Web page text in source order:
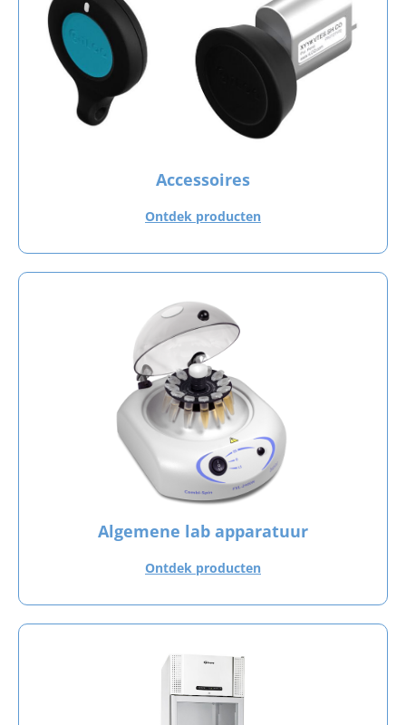
Accessoires
Ontdek producten
Algemene lab apparatuur
Ontdek producten